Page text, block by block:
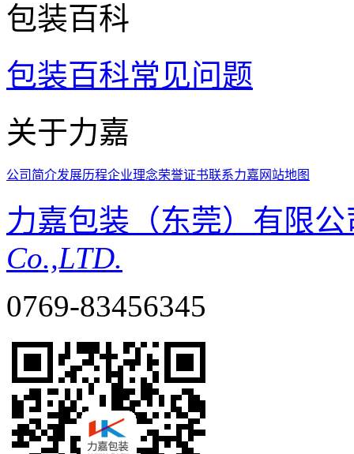
包装百科
包装百科常见问题
关于力嘉
公司简介发展历程企业理念荣誉证书联系力嘉 网站地图
力嘉包装（东莞）有限
Co.,LTD.
0769-83456345